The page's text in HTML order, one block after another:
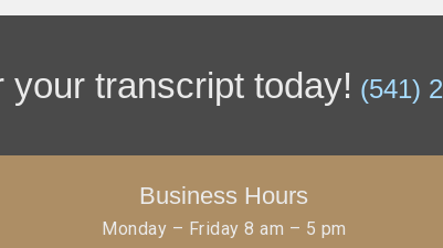
your transcript today! (541)
Business Hours
Monday – Friday 8 am – 5 pm